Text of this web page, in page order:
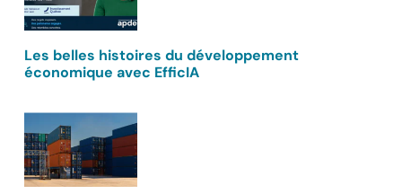
Les belles histoires du développement
économique avec EfficIA